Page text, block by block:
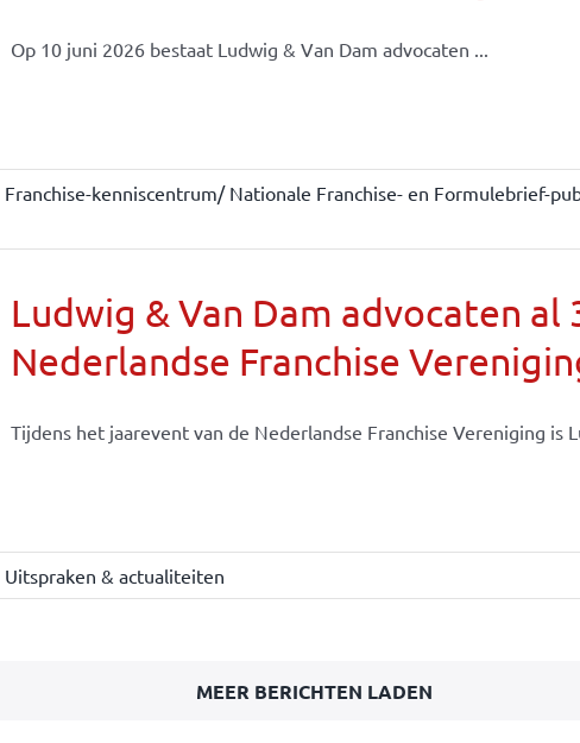
Op 10 juni 2026 bestaat Ludwig & Van Dam advocaten ...
Franchise-kenniscentrum/ Nationale Franchise- en Formulebrief-
Ludwig & Van Dam advocaten al
Nederlandse Franchise
Tijdens het jaarevent van de Nederlandse Franchise Vereniging is
Uitspraken & actualiteiten
MEER BERICHTEN LADEN